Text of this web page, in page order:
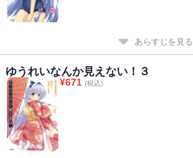
あらすじを見る
ゆうれいなんか見えない！３
¥671 (税込)